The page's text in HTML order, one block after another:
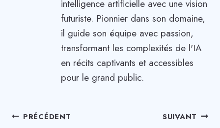
intelligence artificielle avec une vision
futuriste. Pionnier dans son domaine,
il guide son équipe avec passion,
transformant les complexités de l'IA
en récits captivants et accessibles
pour le grand public.
Navigation
PRÉCÉDENT SUIVANT